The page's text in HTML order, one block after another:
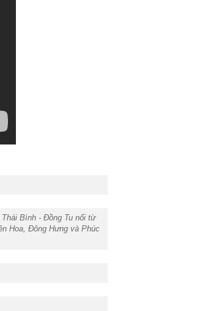
Bình - Đồng Tu nối từ
Hoa, Đông Hưng và Phúc